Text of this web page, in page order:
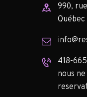
990,
Québec
418-
nous